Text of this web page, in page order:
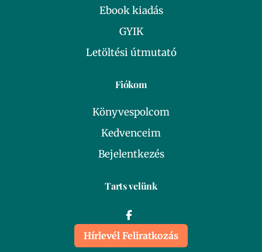
Ebook kiadás
GYIK
Letöltési útmutató
Fiókom
Könyvespolcom
Kedvenceim
Bejelentkezés
Tarts velünk
Hírlevél Feliratkozás